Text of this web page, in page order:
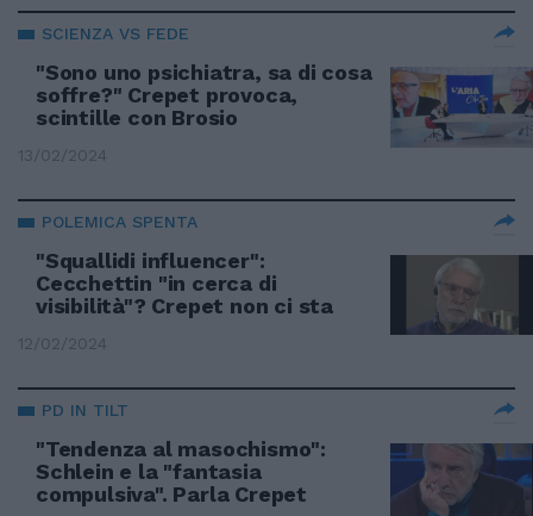
SCIENZA VS FEDE
"Sono uno psichiatra, sa di cosa
soffre?" Crepet provoca,
scintille con Brosio
13/02/2024
POLEMICA SPENTA
"Squallidi influencer":
Cecchettin "in cerca di
visibilità"? Crepet non ci sta
12/02/2024
PD IN TILT
"Tendenza al masochismo":
Schlein e la "fantasia
compulsiva". Parla Crepet